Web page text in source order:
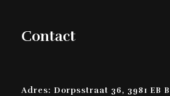
Contact
Adres: Dorpsstraat 36, 3981 EB